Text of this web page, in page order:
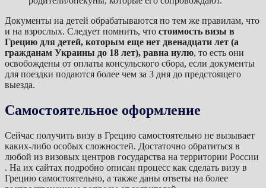
Документы на детей обрабатываются по тем же правилам, что
и на взрослых. Следует помнить, что стоимость визы в
Грецию для детей, которым еще нет двенадцати лет (а
гражданам Украины до 18 лет), равна нулю, то есть они
освобождены от оплаты консульского сбора, если документы
для поездки подаются более чем за 3 дня до предстоящего
выезда.
Самостоятельное оформление
Сейчас получить визу в Грецию самостоятельно не вызывает
каких-либо особых сложностей. Достаточно обратиться в
любой из визовых центров государства на территории России
. На их сайтах подробно описан процесс как сделать визу в
Грецию самостоятельно, а также даны ответы на более